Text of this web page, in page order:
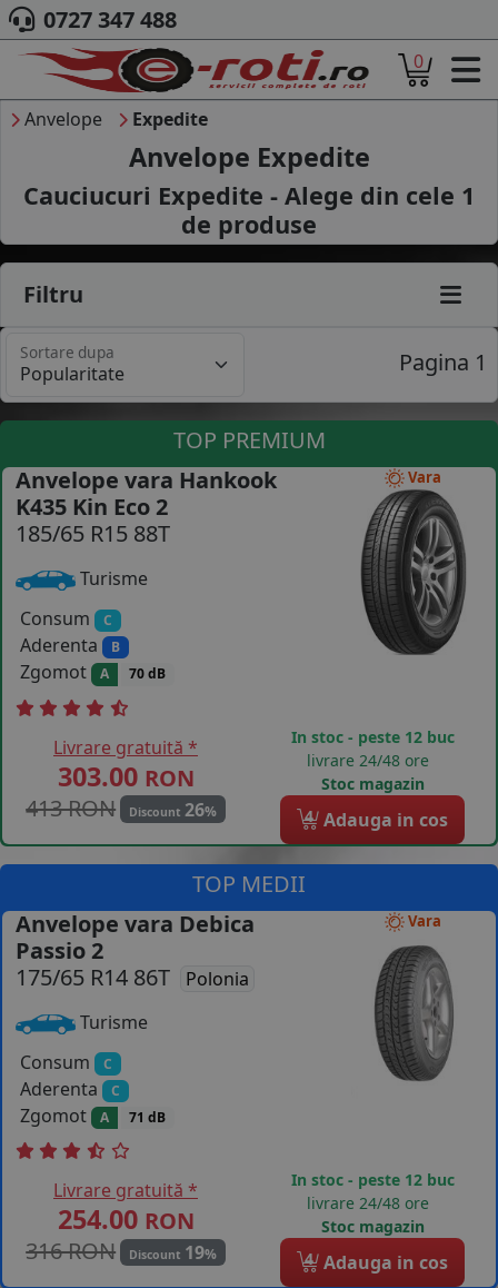
ACASA
DESPRE NOI
ANVELOPE
AUTO
CAMION
MOTO
AGROINDUSTRIALE
MARCA AUTO
B2B - COLABORARE COMPANII
CONTACT
COS (
0727 347 488
0
Anvelope Expedite
Anvelope Expedite
Cauciucuri Expedite - Alege din cele 1
de produse
Filtru
Sortare dupa Pagina 1
TOP PREMIUM
Vara
Anvelope vara Hankook
K435 Kin Eco 2
185/65 R15 88T
Turisme
Consum
C
Aderenta B
Zgomot A 70 dB
Livrare gratuită *
303.00 RON
413 RON
Discount 26%
In stoc - peste 12 buc
livrare 24/48 ore
Stoc magazin
4 Adauga in cos
TOP MEDII
Vara
Anvelope vara Debica
Passio 2
175/65 R14 86T
Polonia
Turisme
Consum
C
Aderenta C
Zgomot A 71 dB
Livrare gratuită *
254.00 RON
316 RON
Discount 19%
In stoc - peste 12 buc
livrare 24/48 ore
Stoc magazin
4 Adauga in cos